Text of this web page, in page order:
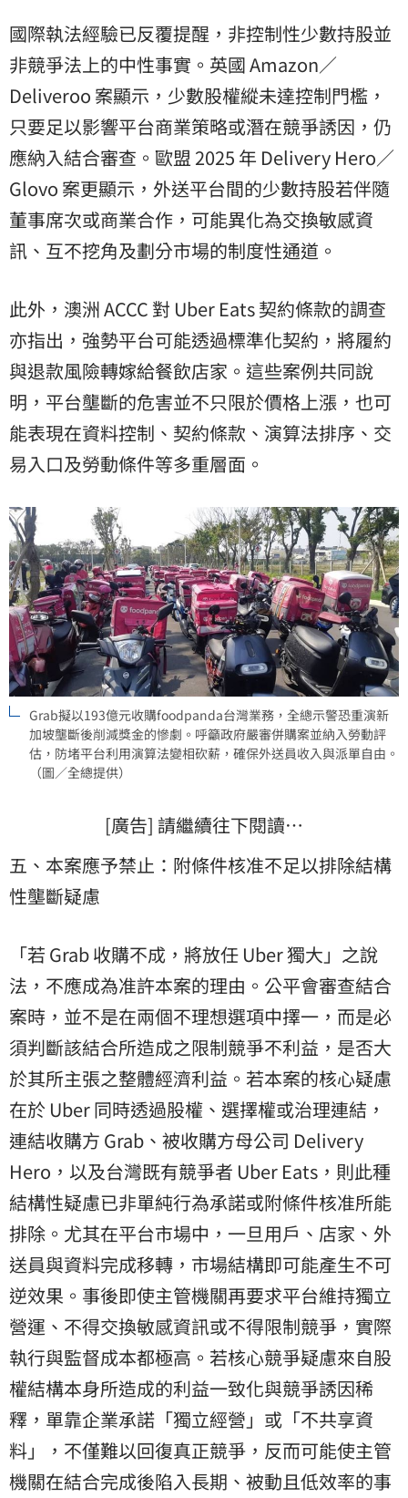
國際執法經驗已反覆提醒，非控制性少數持股並
非競爭法上的中性事實。英國 Amazon／
Deliveroo 案顯示，少數股權縱未達控制門檻，
只要足以影響平台商業策略或潛在競爭誘因，仍
應納入結合審查。歐盟 2025 年 Delivery Hero／
Glovo 案更顯示，外送平台間的少數持股若伴隨
董事席次或商業合作，可能異化為交換敏感資
訊、互不挖角及劃分市場的制度性通道。
此外，澳洲 ACCC 對 Uber Eats 契約條款的調查
亦指出，強勢平台可能透過標準化契約，將履約
與退款風險轉嫁給餐飲店家。這些案例共同說
明，平台壟斷的危害並不只限於價格上漲，也可
能表現在資料控制、契約條款、演算法排序、交
易入口及勞動條件等多重層面。
Grab擬以193億元收購foodpanda台灣業務，全總示警恐重演新
加坡壟斷後削減獎金的慘劇。呼籲政府嚴審併購案並納入勞動評
估，防堵平台利用演算法變相砍薪，確保外送員收入與派單自由。
（圖／全總提供）
[廣告] 請繼續往下閱讀…
五、本案應予禁止：附條件核准不足以排除結構
性壟斷疑慮
「若 Grab 收購不成，將放任 Uber 獨大」之說
法，不應成為准許本案的理由。公平會審查結合
案時，並不是在兩個不理想選項中擇一，而是必
須判斷該結合所造成之限制競爭不利益，是否大
於其所主張之整體經濟利益。若本案的核心疑慮
在於 Uber 同時透過股權、選擇權或治理連結，
連結收購方 Grab、被收購方母公司 Delivery
Hero，以及台灣既有競爭者 Uber Eats，則此種
結構性疑慮已非單純行為承諾或附條件核准所能
排除。尤其在平台市場中，一旦用戶、店家、外
送員與資料完成移轉，市場結構即可能產生不可
逆效果。事後即使主管機關再要求平台維持獨立
營運、不得交換敏感資訊或不得限制競爭，實際
執行與監督成本都極高。若核心競爭疑慮來自股
權結構本身所造成的利益一致化與競爭誘因稀
釋，單靠企業承諾「獨立經營」或「不共享資
料」，不僅難以回復真正競爭，反而可能使主管
機關在結合完成後陷入長期、被動且低效率的事